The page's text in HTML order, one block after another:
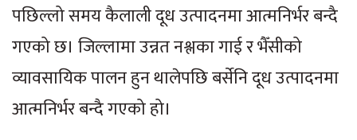
पछिल्लो समय कैलाली दूध उत्पादनमा आत्मनिर्भर बन्दै
गएको छ। जिल्लामा उन्नत नश्लका गाई र भैँसीको
व्यावसायिक पालन हुन थालेपछि बर्सेनि दूध उत्पादनमा
आत्मनिर्भर बन्दै गएको हो।